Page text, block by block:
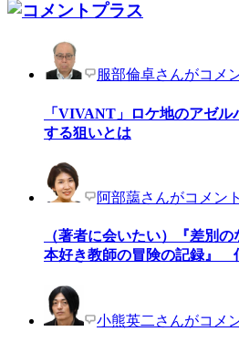
服部倫卓さんがコメ
「VIVANT」ロケ地のアゼ
する狙いとは
阿部藹さんがコメン
（著者に会いたい）『差別
本好き教師の冒険の記録』
小熊英二さんがコメ